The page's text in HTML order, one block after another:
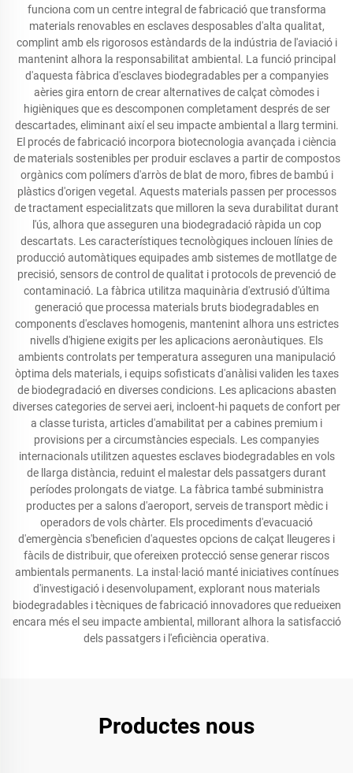
funciona com un centre integral de fabricació que transforma
materials renovables en esclaves desposables d'alta qualitat,
complint amb els rigorosos estàndards de la indústria de l'aviació i
mantenint alhora la responsabilitat ambiental. La funció principal
d'aquesta fàbrica d'esclaves biodegradables per a companyies
aèries gira entorn de crear alternatives de calçat còmodes i
higièniques que es descomponen completament després de ser
descartades, eliminant així el seu impacte ambiental a llarg termini.
El procés de fabricació incorpora biotecnologia avançada i ciència
de materials sostenibles per produir esclaves a partir de compostos
orgànics com polímers d'arròs de blat de moro, fibres de bambú i
plàstics d'origen vegetal. Aquests materials passen per processos
de tractament especialitzats que milloren la seva durabilitat durant
l'ús, alhora que asseguren una biodegradació ràpida un cop
descartats. Les característiques tecnològiques inclouen línies de
producció automàtiques equipades amb sistemes de motllatge de
precisió, sensors de control de qualitat i protocols de prevenció de
contaminació. La fàbrica utilitza maquinària d'extrusió d'última
generació que processa materials bruts biodegradables en
components d'esclaves homogenis, mantenint alhora uns estrictes
nivells d'higiene exigits per les aplicacions aeronàutiques. Els
ambients controlats per temperatura asseguren una manipulació
òptima dels materials, i equips sofisticats d'anàlisi validen les taxes
de biodegradació en diverses condicions. Les aplicacions abasten
diverses categories de servei aeri, incloent-hi paquets de confort per
a classe turista, articles d'amabilitat per a cabines premium i
provisions per a circumstàncies especials. Les companyies
internacionals utilitzen aquestes esclaves biodegradables en vols
de llarga distància, reduint el malestar dels passatgers durant
períodes prolongats de viatge. La fàbrica també subministra
productes per a salons d'aeroport, serveis de transport mèdic i
operadors de vols chàrter. Els procediments d'evacuació
d'emergència s'beneficien d'aquestes opcions de calçat lleugeres i
fàcils de distribuir, que ofereixen protecció sense generar riscos
ambientals permanents. La instal·lació manté iniciatives contínues
d'investigació i desenvolupament, explorant nous materials
biodegradables i tècniques de fabricació innovadores que redueixen
encara més el seu impacte ambiental, millorant alhora la satisfacció
dels passatgers i l'eficiència operativa.
Productes nous